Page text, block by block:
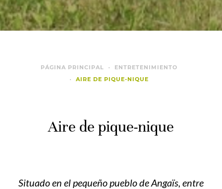
PÁGINA PRINCIPAL
ENTRETENIMIENTO
AIRE DE PIQUE-NIQUE
Aire de pique-nique
Situado en el pequeño pueblo de Angaïs, entre